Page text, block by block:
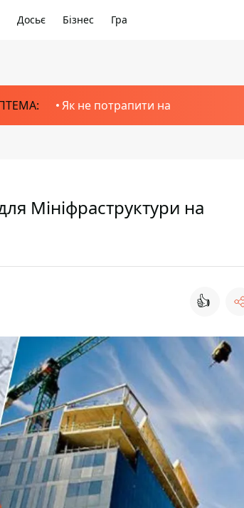
Досьє Бізнес Гра
Як не потрапити на
Мініфраструктури на
👍